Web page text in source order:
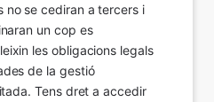
no se cediran a tercers i
un cop es
les obligacions legals
de la gestió
Tens dret a accedir